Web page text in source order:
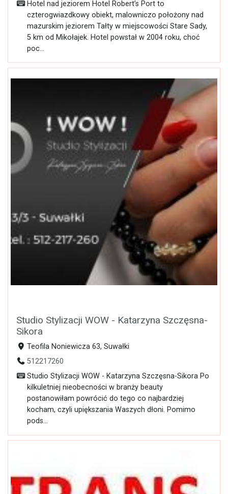
Hotel nad jeziorem Hotel Robert’s Port to
czterogwiazdkowy obiekt, malowniczo położony nad
mazurskim jeziorem Tałty w miejscowości Stare Sady,
5 km od Mikołajek. Hotel powstał w 2004 roku, choć
poc...
Studio Stylizacji WOW - Katarzyna Szczęsna-
Sikora
Teofila Noniewicza 63, Suwałki
512217260
Studio Stylizacji WOW - Katarzyna Szczęsna-Sikora Po
kilkuletniej nieobecności w branży beauty
postanowiłam powrócić do tego co najbardziej
kocham, czyli upiększania Waszych dłoni. Pomimo
pods...